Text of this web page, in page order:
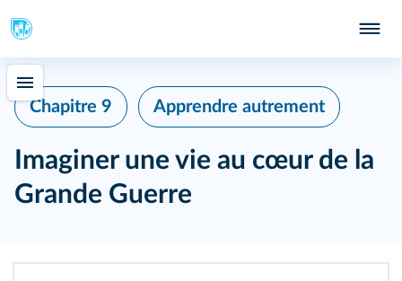
Chapitre 9 Apprendre autrement
Imaginer une vie au cœur de la
Grande Guerre